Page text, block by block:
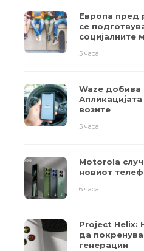
Европа пред
се
социјалните
5 часа
Waze
возите
5 часа
Motorola
новиот
6 часа
Project Helix:
да
генерации